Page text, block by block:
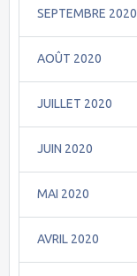
SEPTEMBRE 2020
AOÛT 2020
JUILLET 2020
JUIN 2020
MAI 2020
AVRIL 2020